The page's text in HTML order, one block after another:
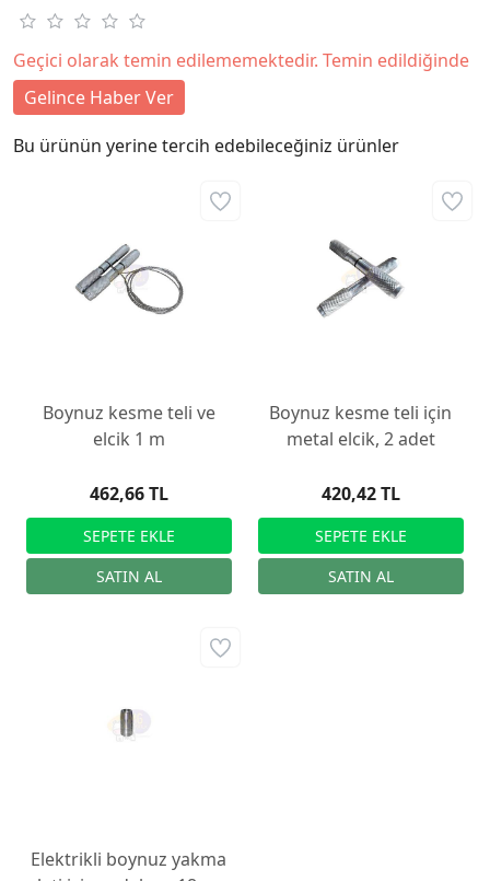
Geçici olarak temin edilememektedir. Temin edildiğinde
Gelince Haber Ver
Bu ürünün yerine tercih edebileceğiniz ürünler
Boynuz kesme teli ve
elcik 1 m
462,66 TL
Boynuz kesme teli için
metal elcik, 2 adet
420,42 TL
Elektrikli boynuz yakma